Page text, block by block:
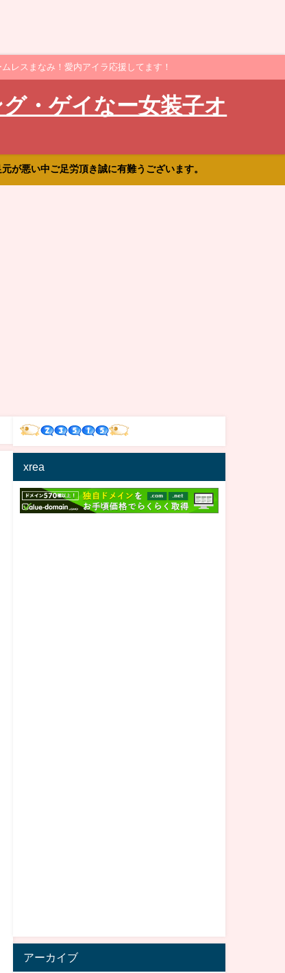
レスまなみ！愛内アイラ応援してます！
・ゲイなー女装子オ
が悪い中ご足労頂き誠に有難うございます。
xrea
アーカイブ